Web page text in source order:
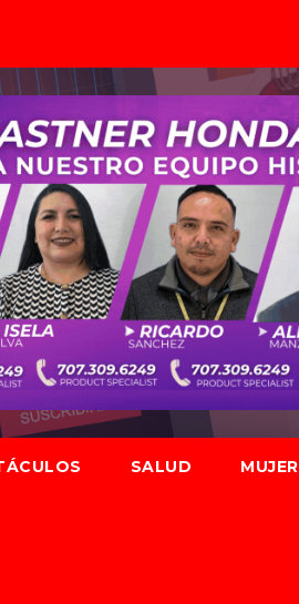
SALUD MUJER